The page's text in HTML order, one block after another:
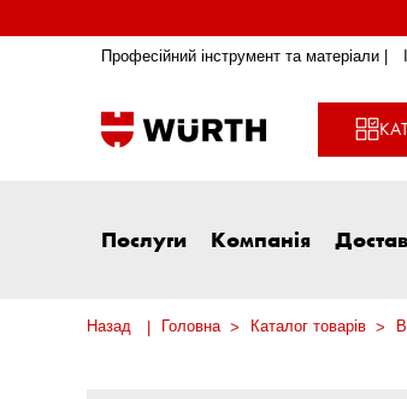
Професійний інструмент та матеріали |
Послуги Компанія
Назад Головна Каталог товарів